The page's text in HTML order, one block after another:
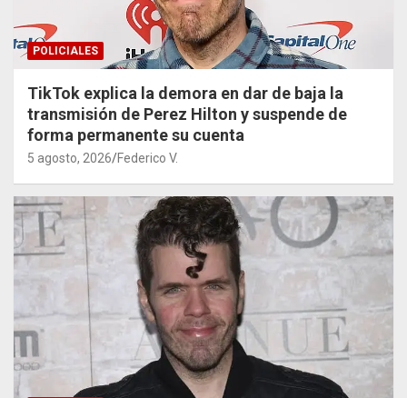
POLICIALES
TikTok explica la demora en dar de baja la
transmisión de Perez Hilton y suspende de
forma permanente su cuenta
5 agosto, 2026 Federico V.